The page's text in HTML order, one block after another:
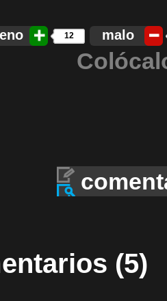
12 malo
(5)